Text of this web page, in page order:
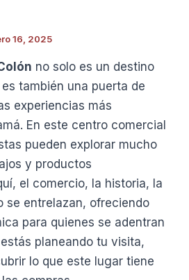
16, 2025
no solo es un destino
también una puerta de
experiencias más
En este centro comercial
pueden explorar mucho
y productos
el comercio, la historia, la
se entrelazan, ofreciendo
para quienes se adentran
planeando tu visita,
lo que este lugar tiene